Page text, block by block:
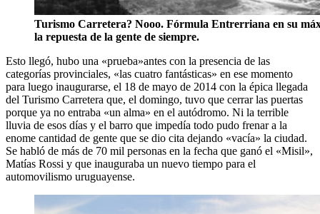
Turismo Carretera? Nooo. Fórmula Entrerriana en su
la repuesta de la gente de siempre.
Esto llegó, hubo una «prueba»antes con la presencia de las
categorías provinciales, «las cuatro fantásticas» en ese momento
para luego inaugurarse, el 18 de mayo de 2014 con la épica llegada
del Turismo Carretera que, el domingo, tuvo que cerrar las puertas
porque ya no entraba «un alma» en el autódromo. Ni la terrible
lluvia de esos días y el barro que impedía todo pudo frenar a la
enome cantidad de gente que se dio cita dejando «vacía» la ciudad.
Se habló de más de 70 mil personas en la fecha que ganó el «Misil»,
Matías Rossi y que inauguraba un nuevo tiempo para el
automovilismo uruguayense.